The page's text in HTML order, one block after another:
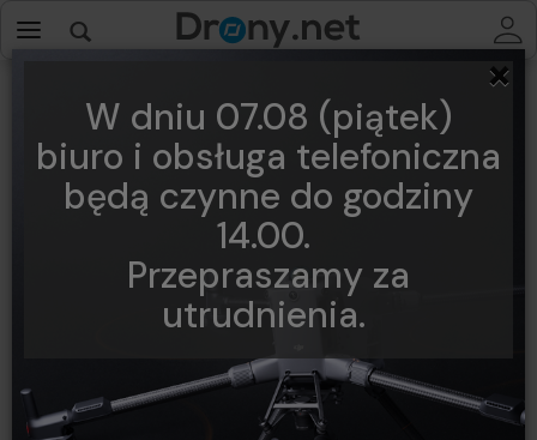
×
W dniu 07.08 (piątek)
biuro i obsługa telefoniczna
będą czynne do godziny
14.00.
Przepraszamy za
utrudnienia.
DJI Osmo Action 5